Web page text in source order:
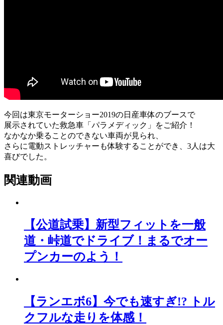
今回は東京モーターショー2019の日産車体のブースで
展示されていた救急車「パラメディック」をご紹介！
なかなか乗ることのできない車両が見られ、
さらに電動ストレッチャーも体験することができ、3人は大
喜びでした。
関連動画
【公道試乗】新型フィットを一般
道・峠道でドライブ！まるでオー
プンカーのよう！
【ランエボ6】今でも速すぎ!? トル
クフルな走りを体感！